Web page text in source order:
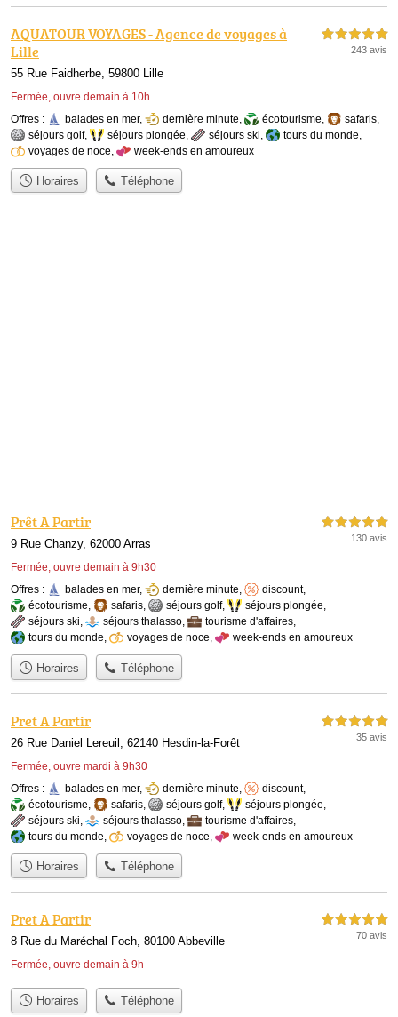
AQUATOUR VOYAGES - Agence de voyages à
Lille
55 Rue Faidherbe, 59800 Lille
Fermée, ouvre demain à 10h
5,0 étoiles sur 5
243 avis
Offres : balades en mer, dernière minute, écotourisme, safaris,
séjours golf, séjours plongée, séjours ski, tours du monde,
voyages de noce, week-ends en amoureux
Horaires Téléphone
Prêt A Partir
9 Rue Chanzy, 62000 Arras
Fermée, ouvre demain à 9h30
5,0 étoiles sur 5
130 avis
Offres : balades en mer, dernière minute, discount,
écotourisme, safaris, séjours golf, séjours plongée,
séjours ski, séjours thalasso, tourisme d'affaires,
tours du monde, voyages de noce, week-ends en amoureux
Horaires Téléphone
Pret A Partir
26 Rue Daniel Lereuil, 62140 Hesdin-la-Forêt
Fermée, ouvre mardi à 9h30
5,0 étoiles sur 5
35 avis
Offres : balades en mer, dernière minute discount,
écotourisme
safaris séjours golf, séjours plongée
séjours ski
séjours thalasso tourisme d'affaires
tours du monde
voyages de noce week-ends en amoureux
Horaires Téléphone
Pret A Partir
8 Rue du Maréchal Foch, 80100 Abbeville
Fermée, ouvre demain à 9h
5,0 étoiles sur 5
70 avis
Horaires Téléphone